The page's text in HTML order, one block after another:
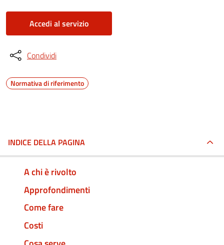
Accedi al servizio
Condividi
Normativa di riferimento
INDICE DELLA PAGINA
A chi è rivolto
Approfondimenti
Come fare
Costi